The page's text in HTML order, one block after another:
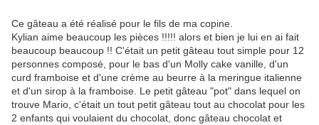
Ce gâteau a été réalisé pour le fils de ma copine.
Kylian aime beaucoup les pièces !!!!! alors et bien je lui en ai fait
beaucoup beaucoup !! C'était un petit gâteau tout simple pour 12
personnes composé, pour le bas d'un Molly cake vanille, d'un
curd framboise et d'une crème au beurre à la meringue italienne
et d'un sirop à la framboise. Le petit gâteau "pot" dans lequel on
trouve Mario, c'était un tout petit gâteau tout au chocolat pour les
2 enfants qui voulaient du chocolat, donc gâteau chocolat et